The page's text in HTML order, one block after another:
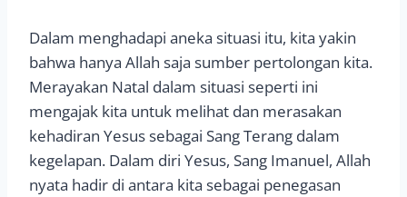
Dalam menghadapi aneka situasi itu, kita yakin
bahwa hanya Allah saja sumber pertolongan kita.
Merayakan Natal dalam situasi seperti ini
mengajak kita untuk melihat dan merasakan
kehadiran Yesus sebagai Sang Terang dalam
kegelapan. Dalam diri Yesus, Sang Imanuel, Allah
nyata hadir di antara kita sebagai penegasan